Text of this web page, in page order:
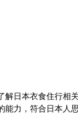
日本衣食住行相
力，符合日本人